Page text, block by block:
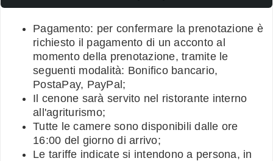
Pagamento: per confermare la prenotazione è
richiesto il pagamento di un acconto al
momento della prenotazione, tramite le
seguenti modalità: Bonifico bancario,
PostaPay, PayPal;
Il cenone sarà servito nel ristorante interno
all'agriturismo;
Tutte le camere sono disponibili dalle ore
16:00 del giorno di arrivo;
Le tariffe indicate si intendono a persona, in